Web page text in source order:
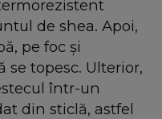
de shea. Apoi,
pe foc și
topesc. Ulterior,
într-un
din sticlă, astfel